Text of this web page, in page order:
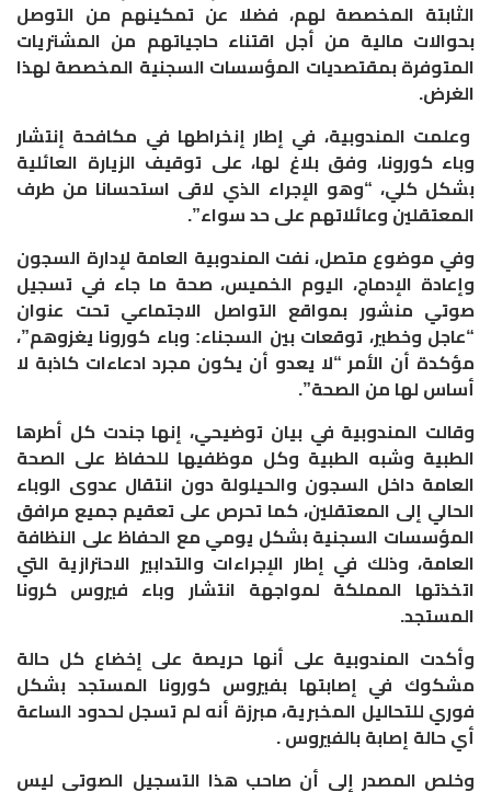
الثابتة المخصصة لهم، فضلا عن تمكينهم من التوصل
بحوالات مالية من أجل اقتناء حاجياتهم من المشتريات
المتوفرة بمقتصديات المؤسسات السجنية المخصصة لهذا
الغرض.
وعلمت المندوبية، في إطار إنخراطها في مكافحة إنتشار
وباء كورونا، وفق بلاغ لها، على توقيف الزيارة العائلية
بشكل كلي، “وهو الإجراء الذي لاقى استحسانا من طرف
المعتقلين وعائلاتهم على حد سواء”.
وفي موضوع متصل، نفت المندوبية العامة لإدارة السجون
وإعادة الإدماج، اليوم الخميس، صحة ما جاء في تسجيل
صوتي منشور بمواقع التواصل الاجتماعي تحت عنوان
“عاجل وخطير، توقعات بين السجناء: وباء كورونا يغزوهم”،
مؤكدة أن الأمر “لا يعدو أن يكون مجرد ادعاءات كاذبة لا
أساس لها من الصحة”.
وقالت المندوبية في بيان توضيحي، إنها جندت كل أطرها
الطبية وشبه الطبية وكل موظفيها للحفاظ على الصحة
العامة داخل السجون والحيلولة دون انتقال عدوى الوباء
الحالي إلى المعتقلين، كما تحرص على تعقيم جميع مرافق
المؤسسات السجنية بشكل يومي مع الحفاظ على النظافة
العامة، وذلك في إطار الإجراءات والتدابير الاحترازية التي
اتخذتها المملكة لمواجهة انتشار وباء فيروس كرونا
المستجد.
وأكدت المندوبية على أنها حريصة على إخضاع كل حالة
مشكوك في إصابتها بفيروس كورونا المستجد بشكل
فوري للتحاليل المخبرية، مبرزة أنه لم تسجل لحدود الساعة
أي حالة إصابة بالفيروس .
وخلص المصدر إلى أن صاحب هذا التسجيل الصوتي ليس